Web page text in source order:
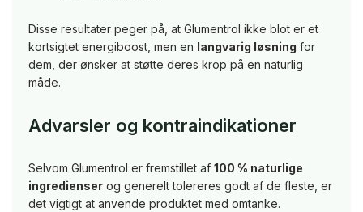
Disse resultater peger på, at Glumentrol ikke blot er et
kortsigtet energiboost, men en langvarig løsning for
dem, der ønsker at støtte deres krop på en naturlig
måde.
NutriaPOL
a
:
Advarsler og kontraindikationer
Selvom Glumentrol er fremstillet af 100 % naturlige
ingredienser og generelt tolereres godt af de fleste, er
det vigtigt at anvende produktet med omtanke.